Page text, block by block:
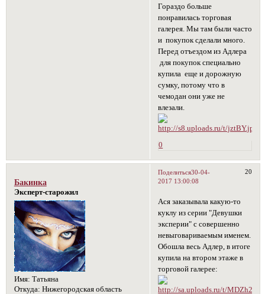
Гораздо больше
понравилась торговая
галерея. Мы там были часто
и покупок сделали много.
Перед отъездом из Адлера
для покупок специально
купила еще и дорожную
сумку, потому что в
чемодан они уже не
влезали.
0
Поделиться 20
30-04-
2017 13:00:08
Бакинка
Эксперт-старожил
Имя: Татьяна
Откуда: Нижегородская область
Ася заказывала какую-то
куклу из серии "Девушки
эксперии" с совершенно
невыговариваемым именем.
Обошла весь Адлер, в итоге
купила на втором этаже в
торговой галерее: